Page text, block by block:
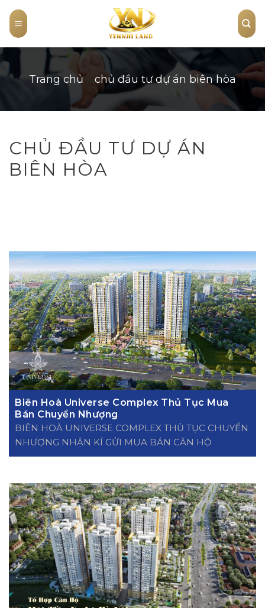
content
Trang chủ » chủ đầu tư dự án biên hòa
CHỦ ĐẦU TƯ DỰ ÁN
BIÊN HÒA
Biên Hoà Universe Complex Thủ Tục Mua
Bán Chuyển Nhượng
BIÊN HOÀ UNIVERSE COMPLEX THỦ TỤC CHUYỂN
NHƯỢNG NHẬN KÍ GỬI MUA BÁN CĂN HỘ